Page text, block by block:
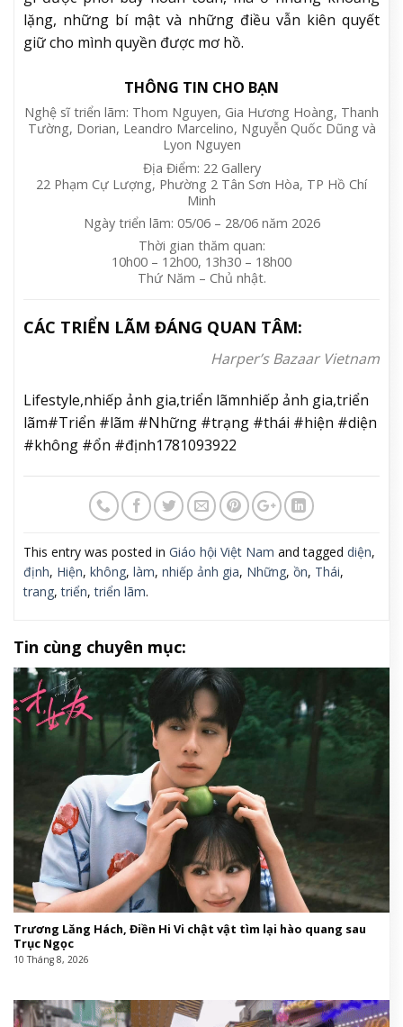
lặng, những bí mật và những điều vẫn kiên quyết
giữ cho mình quyền được mơ hồ.
THÔNG TIN CHO BẠN
Nghệ sĩ triển lãm: Thom Nguyen, Gia Hương Hoàng, Thanh
Tường, Dorian, Leandro Marcelino, Nguyễn Quốc Dũng và
Lyon Nguyen
Địa Điểm: 22 Gallery
22 Phạm Cự Lượng, Phường 2 Tân Sơn Hòa, TP Hồ Chí
Minh
Ngày triển lãm: 05/06 – 28/06 năm 2026
Thời gian thăm quan:
10h00 – 12h00, 13h30 – 18h00
Thứ Năm – Chủ nhật.
CÁC TRIỂN LÃM ĐÁNG QUAN TÂM:
Harper’s Bazaar Vietnam
Lifestyle,nhiếp ảnh gia,triển lãmnhiếp ảnh gia,triển
lãm#Triển #lãm #Những #trạng #thái #hiện #diện
#không #ổn #định1781093922
This entry was posted in Giáo hội Việt Nam and tagged diện,
định, Hiện, không, làm, nhiếp ảnh gia, Những, ồn, Thái,
trang,triển,triển lãm.
Tin cùng chuyên mục:
Trương Lăng Hách, Điền Hi Vi chật vật tìm lại hào quang sau
Trục Ngọc
10 Tháng 8, 2026